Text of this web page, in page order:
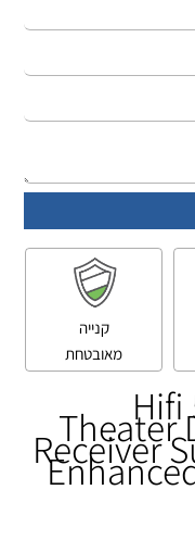
קנייה
מאובטחת
Hifi
Theater
Receiver